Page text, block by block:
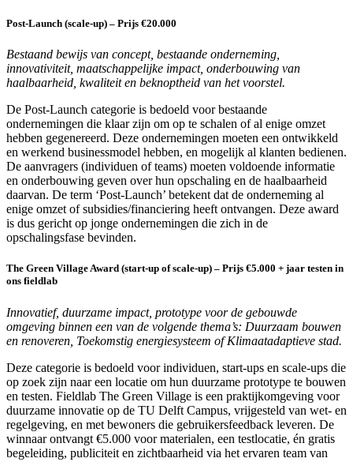
Post-Launch (scale-up) – Prijs €20.000
Bestaand bewijs van concept, bestaande onderneming,
innovativiteit, maatschappelijke impact, onderbouwing van
haalbaarheid, kwaliteit en beknoptheid van het voorstel.
De Post-Launch categorie is bedoeld voor bestaande
ondernemingen die klaar zijn om op te schalen of al enige omzet
hebben gegenereerd. Deze ondernemingen moeten een ontwikkeld
en werkend businessmodel hebben, en mogelijk al klanten bedienen.
De aanvragers (individuen of teams) moeten voldoende informatie
en onderbouwing geven over hun opschaling en de haalbaarheid
daarvan. De term ‘Post-Launch’ betekent dat de onderneming al
enige omzet of subsidies/financiering heeft ontvangen. Deze award
is dus gericht op jonge ondernemingen die zich in de
opschalingsfase bevinden.
The Green Village Award (start-up of scale-up) – Prijs €5.000 + jaar testen in
ons fieldlab
Innovatief, duurzame impact, prototype voor de gebouwde
omgeving binnen een van de volgende thema’s: Duurzaam bouwen
en renoveren, Toekomstig energiesysteem of Klimaatadaptieve stad.
Deze categorie is bedoeld voor individuen, start-ups en scale-ups die
op zoek zijn naar een locatie om hun duurzame prototype te bouwen
en testen. Fieldlab The Green Village is een praktijkomgeving voor
duurzame innovatie op de TU Delft Campus, vrijgesteld van wet- en
regelgeving, en met bewoners die gebruikersfeedback leveren. De
winnaar ontvangt €5.000 voor materialen, een testlocatie, én gratis
begeleiding, publiciteit en zichtbaarheid via het ervaren team van